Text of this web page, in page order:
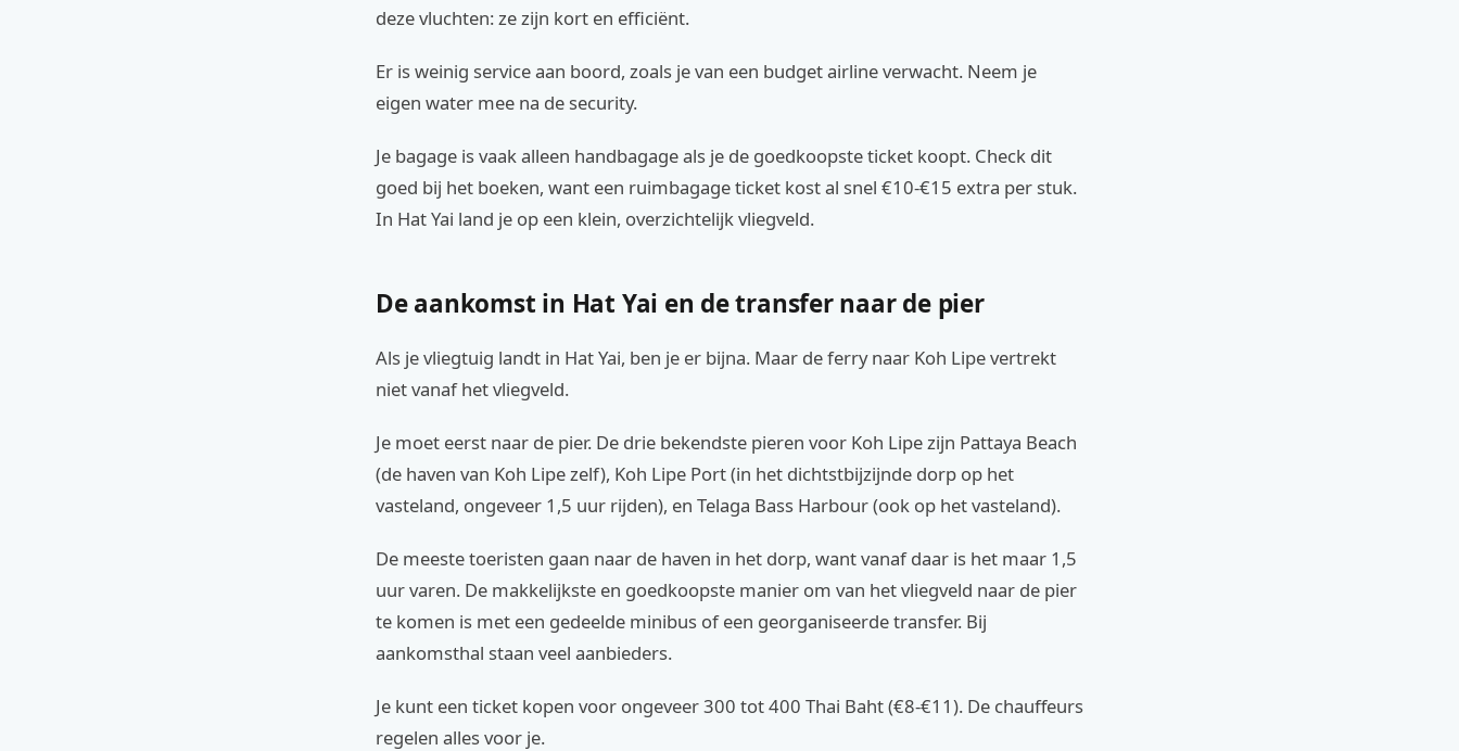
deze vluchten: ze zijn kort en efficiënt.
Er is weinig service aan boord, zoals je van een budget airline verwacht. Neem je
eigen water mee na de security.
Je bagage is vaak alleen handbagage als je de goedkoopste ticket koopt. Check dit
goed bij het boeken, want een ruimbagage ticket kost al snel €10-€15 extra per stuk.
In Hat Yai land je op een klein, overzichtelijk vliegveld.
De aankomst in Hat Yai en de transfer naar de pier
Als je vliegtuig landt in Hat Yai, ben je er bijna. Maar de ferry naar Koh Lipe vertrekt
niet vanaf het vliegveld.
Je moet eerst naar de pier. De drie bekendste pieren voor Koh Lipe zijn Pattaya Beach
(de haven van Koh Lipe zelf), Koh Lipe Port (in het dichtstbijzijnde dorp op het
vasteland, ongeveer 1,5 uur rijden), en Telaga Bass Harbour (ook op het vasteland).
De meeste toeristen gaan naar de haven in het dorp, want vanaf daar is het maar 1,5
uur varen. De makkelijkste en goedkoopste manier om van het vliegveld naar de pier
te komen is met een gedeelde minibus of een georganiseerde transfer. Bij
aankomsthal staan veel aanbieders.
Je kunt een ticket kopen voor ongeveer 300 tot 400 Thai Baht (€8-€11). De chauffeurs
regelen alles voor je.